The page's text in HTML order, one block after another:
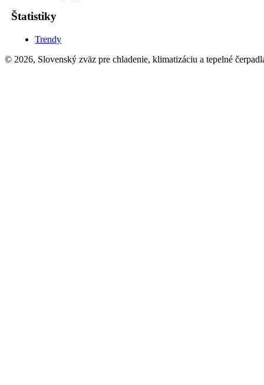
Štatistiky
Trendy
© 2026, Slovenský zväz pre chladenie, klimatizáciu a tepelné